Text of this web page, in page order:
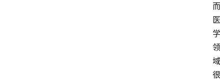
而
医
学
领
域
很